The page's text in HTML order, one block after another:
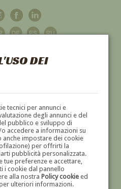
DEI
tecnici per annunci e
degli annunci e del
pubblico e sviluppo di
accedere a informazioni su
impostare dei cookie
per offrirti la
pubblicità personalizzata.
tue preferenze e accettare,
i cookie dal pannello
alla nostra Policy cookieed
ulteriori informazioni.
D'ARTE
'800 E '900